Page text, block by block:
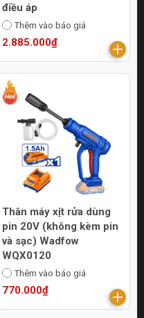
điều áp
Thêm vào báo giá
2.885.000₫
Thân máy xịt rửa dùng
pin 20V (không kèm pin
và sạc) Wadfow
WQX0120
Thêm vào báo giá
770.000₫